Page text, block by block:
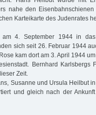
nahe den
Karteikarte des Judenrates
4. September 1944 in das
sich seit 26. Februar 1944
kam dort am 3. April 1944
Bernhard Karlsbergs
Zeit.
Susanne und Ursula Heilbut
und gleich nach der